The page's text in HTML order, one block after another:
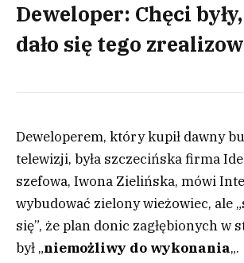
Deweloper: Chęci
dało się tego
Deweloperem, który kupił dawny
telewizji, była szczecińska firma
szefowa, Iwona Zielińska, mówi
wybudować zielony wieżowiec, ale
się”, że plan donic zagłębionych w
był „niemożliwy do wykonania„.